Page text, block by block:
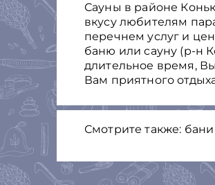
Сауны в районе
вкусу любителям
перечнем услуг и
баню или сауну (р-н
длительное время,
Вам приятного
Смотрите также: